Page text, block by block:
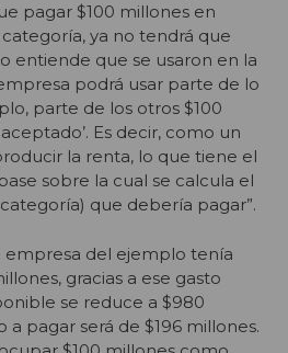
pagar $100 millones en
ya no tendrá que
entiende que se usaron en la
podrá usar parte de lo
parte de los otros $100
Es decir, como un
la renta, lo que tiene el
sobre la cual se calcula el
que debería pagar”.
empresa del ejemplo tenía
gracias a ese gasto
se reduce a $980
a pagar será de $196 millones.